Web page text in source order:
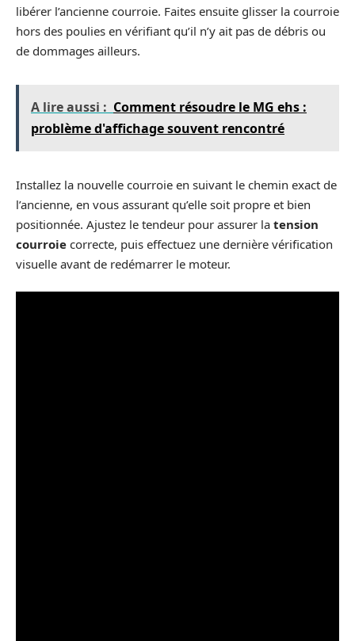
libérer l’ancienne courroie. Faites ensuite glisser la courroie
hors des poulies en vérifiant qu’il n’y ait pas de débris ou
de dommages ailleurs.
A lire aussi : Comment résoudre le MG ehs :
problème d'affichage souvent rencontré
Installez la nouvelle courroie en suivant le chemin exact de
l’ancienne, en vous assurant qu’elle soit propre et bien
positionnée. Ajustez le tendeur pour assurer la tension
courroie correcte, puis effectuez une dernière vérification
visuelle avant de redémarrer le moteur.